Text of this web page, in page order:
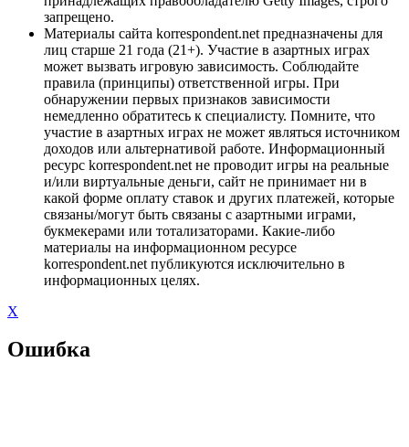
запрещено.
Материалы сайта korrespondent.net предназначены для
лиц старше 21 года (21+). Участие в азартных играх
может вызвать игровую зависимость. Соблюдайте
правила (принципы) ответственной игры. При
обнаружении первых признаков зависимости
немедленно обратитесь к специалисту. Помните, что
участие в азартных играх не может являться источником
доходов или альтернативой работе. Информационный
ресурс korrespondent.net не проводит игры на реальные
и/или виртуальные деньги, сайт не принимает ни в
какой форме оплату ставок и других платежей, которые
связаны/могут быть связаны с азартными играми,
букмекерами или тотализаторами. Какие-либо
материалы на информационном ресурсе
korrespondent.net публикуются исключительно в
информационных целях.
X
Ошибка